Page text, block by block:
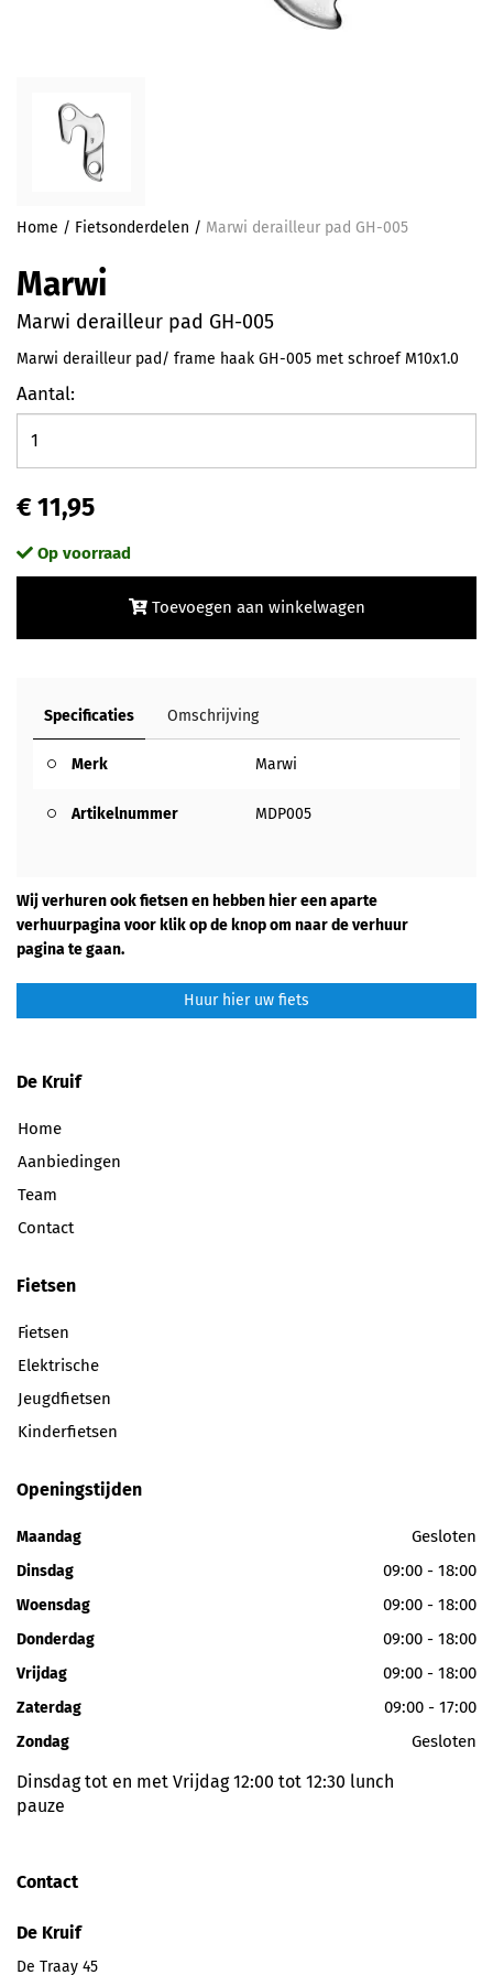
Home / Fietsonderdelen / Marwi derailleur pad GH-005
Marwi
Marwi derailleur pad GH-005
Marwi derailleur pad/ frame haak GH-005 met schroef M10x1.0
Aantal:
€ 11,95
Op voorraad
Toevoegen aan winkelwagen
Specificaties Omschrijving
Merk Marwi
Artikelnummer MDP005
Wij verhuren ook fietsen en hebben hier een aparte
verhuurpagina voor klik op de knop om naar de verhuur
pagina te gaan.
Huur hier uw fiets
De Kruif
Home
Aanbiedingen
Team
Contact
Fietsen
Fietsen
Elektrische
Jeugdfietsen
Kinderfietsen
Openingstijden
Maandag Gesloten
Dinsdag 09:00 - 18:00
Woensdag 09:00 - 18:00
Donderdag 09:00 - 18:00
Vrijdag 09:00 - 18:00
Zaterdag 09:00 - 17:00
Zondag Gesloten
Dinsdag tot en met Vrijdag 12:00 tot 12:30 lunch
pauze
Contact
De Kruif
De Traay 45